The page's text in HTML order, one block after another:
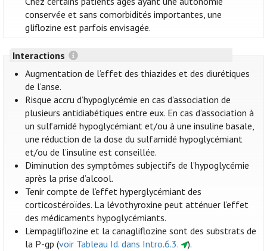
conservée et sans comorbidités importantes, une
gliflozine est parfois envisagée.
Interactions
Augmentation de l’effet des thiazides et des diurétiques
de l’anse.
Risque accru d’hypoglycémie en cas d'association de
plusieurs antidiabétiques entre eux. En cas d’association à
un sulfamidé hypoglycémiant et/ou à une insuline basale,
une réduction de la dose du sulfamidé hypoglycémiant
et/ou de l’insuline est conseillée.
Diminution des symptômes subjectifs de l’hypoglycémie
après la prise d’alcool.
Tenir compte de l’effet hyperglycémiant des
corticostéroïdes. La lévothyroxine peut atténuer l’effet
des médicaments hypoglycémiants.
L'empagliflozine et la canagliflozine sont des substrats de
la P-gp (voir Tableau Id. dans Intro.6.3. ).